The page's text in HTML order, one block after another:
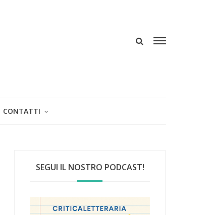
CONTATTI
SEGUI IL NOSTRO PODCAST!